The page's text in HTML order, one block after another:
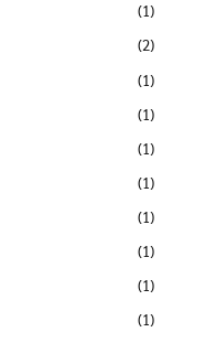
(1)
(2)
(1)
(1)
(1)
(1)
(1)
(1)
(1)
(1)